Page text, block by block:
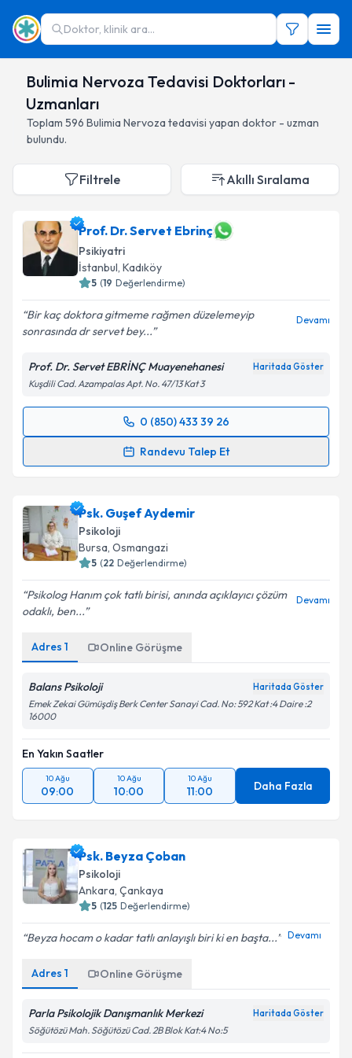
Doktor, klinik ara...
Bulimia Nervoza Tedavisi Doktorları -
Uzmanları
Toplam 596 Bulimia Nervoza tedavisi yapan doktor - uzman
bulundu.
Filtrele Akıllı Sıralama
Prof. Dr. Servet Ebrinç
Psikiyatri
İstanbul, Kadıköy
5 (19 Değerlendirme)
Bir kaç doktora gitmeme rağmen düzelemeyip
sonrasında dr servet bey...
Devamı
Prof. Dr. Servet EBRİNÇ Muayenehanesi Haritada Göster
Kuşdili Cad. Azampalas Apt. No. 47/13 Kat 3
0 (850) 433 39 26
Randevu Talep Et
Randevu Takvimi Talebi
takvim hazırlandığında e-posta ile bilgilendireceğiz.
E-posta Adresiniz
kapsamda işlenmesini kabul ediyorum.
Takvim Talebini Gönder
Psk. Guşef Aydemir
Psikoloji
Bursa, Osmangazi
5 (22 Değerlendirme)
Psikolog Hanım çok tatlı birisi, anında açıklayıcı çözüm
odaklı, ben...
Devamı
Adres 1 Online Görüşme
Balans Psikoloji Haritada Göster
Emek Zekai Gümüşdiş Berk Center Sanayi Cad. No: 592 Kat :4 Daire :2
16000
En Yakın Saatler
10 Ağu
09:00
10 Ağu
10:00
10 Ağu
11:00 Daha Fazla
Psk. Beyza Çoban
Psikoloji
Ankara, Çankaya
5 (125 Değerlendirme)
Beyza hocam o kadar tatlı anlayışlı biri ki en başta... Devamı
Adres 1 Online Görüşme
Parla Psikolojik Danışmanlık Merkezi Haritada Göster
Söğütözü Mah. Söğütözü Cad. 2B Blok Kat:4 No:5